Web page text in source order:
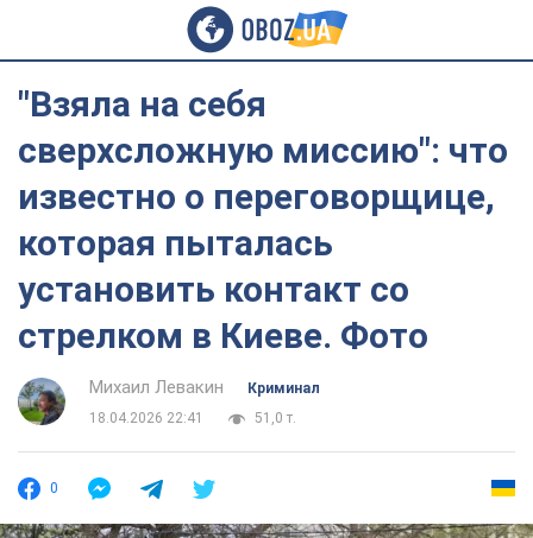
"Взяла на себя
сверхсложную миссию": что
известно о переговорщице,
которая пыталась
установить контакт со
стрелком в Киеве. Фото
Михаил Левакин
Криминал
18.04.2026 22:41
51,0 т.
0